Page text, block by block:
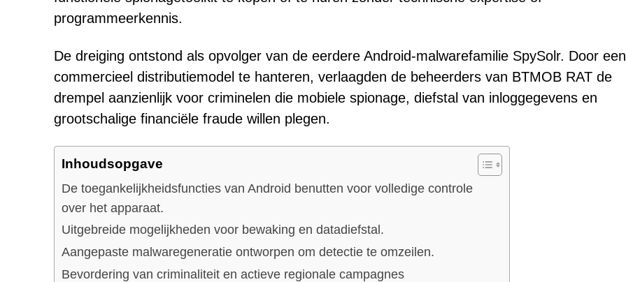
programmeerkennis.
De dreiging ontstond als opvolger van de eerdere Android-malwarefamilie SpySolr. Door een
commercieel distributiemodel te hanteren, verlaagden de beheerders van BTMOB RAT de
drempel aanzienlijk voor criminelen die mobiele spionage, diefstal van inloggegevens en
grootschalige financiële fraude willen plegen.
Inhoudsopgave
De toegankelijkheidsfuncties van Android benutten voor volledige controle
over het apparaat.
Uitgebreide mogelijkheden voor bewaking en datadiefstal.
Aangepaste malwaregeneratie ontworpen om detectie te omzeilen.
Bevordering van criminaliteit en actieve regionale campagnes